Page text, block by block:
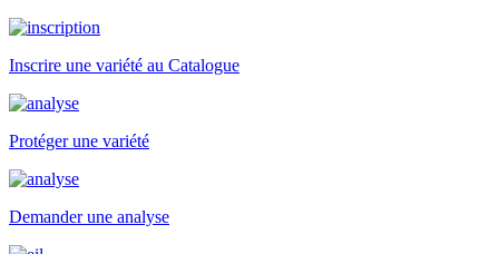
Inscrire une variété au Catalogue
Protéger une variété
Demander une analyse